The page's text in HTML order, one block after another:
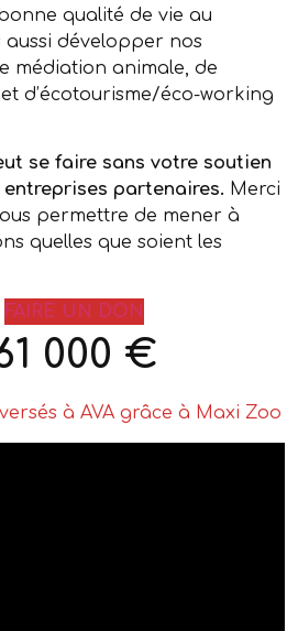
qualité de vie au
aussi développer nos
médiation animale, de
d’écotourisme/éco-working
se faire sans votre soutien
partenaires. Merci
permettre de mener à
quelles que soient les
FAIRE UN DON
000 €
à AVA grâce à Maxi Zoo